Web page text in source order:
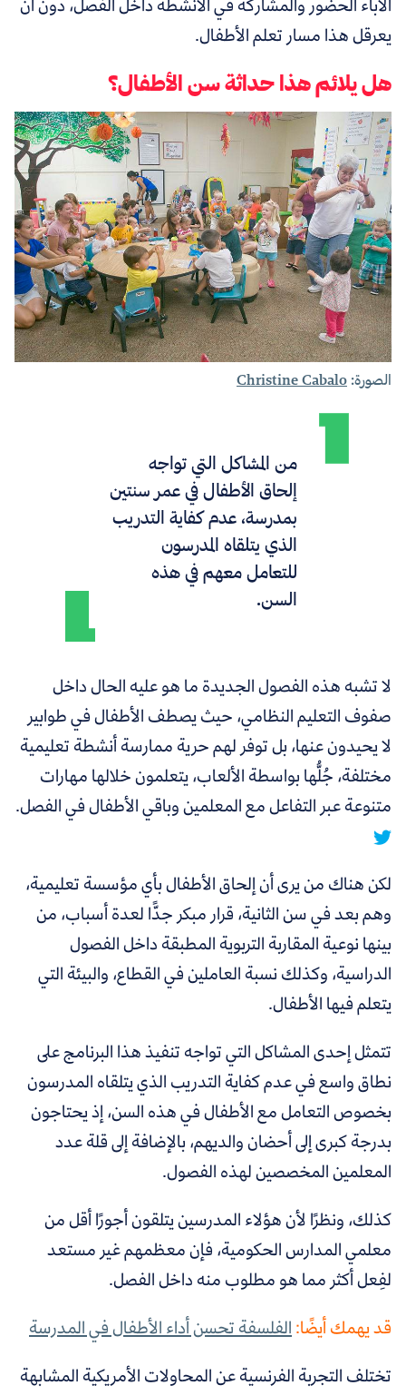
يعرقل هذا مسار تعلم الأطفال.
هل يلائم هذا حداثة سن الأطفال؟
الصورة:Christine Cabalo
من المشاكل التي تواجه
إلحاق الأطفال في عمر سنتين
بمدرسة، عدم كفاية التدريب
الذي يتلقاه المدرسون
للتعامل معهم في هذه
السن.
لا تشبه هذه الفصول الجديدة ما هو عليه الحال داخل
صفوف التعليم النظامي، حيث يصطف الأطفال في طوابير
لا يحيدون عنها، بلتوفر لهم حرية ممارسة أنشطة تعليمية
مختلفة، جُلُّها بواسطة الألعاب، يتعلمون خلالها مهارات
متنوعة عبر التفاعل مع المعلمين وباقي الأطفال في الفصل.
لكن هناك من يرى أن إلحاق الأطفال بأي مؤسسة تعليمية،
وهم بعد في سن الثانية، قرار مبكر جدًّا لعدة أسباب، من
بينها نوعية المقاربة التربوية المطبقة داخل الفصول
الدراسية، وكذلك نسبة العاملين في القطاع، والبيئة التي
يتعلم فيها الأطفال.
تتمثل إحدى المشاكل التي تواجه تنفيذ هذا البرنامج على
نطاق واسع في عدم كفاية التدريب الذي يتلقاه المدرسون
بخصوص التعامل مع الأطفال في هذه السن، إذ يحتاجون
بدرجة كبرى إلى أحضان والديهم، بالإضافة إلى قلة عدد
المعلمين المخصصين لهذه الفصول.
كذلك، ونظرًا لأن هؤلاء المدرسين يتلقون أجورًا أقل من
معلمي المدارس الحكومية، فإن معظمهم غير مستعد
لفِعل أكثر مما هو مطلوب منه داخل الفصل.
قد يهمك أيضًا:الفلسفة تحسن أداء الأطفال في المدرسة
تختلف التجربة الفرنسية عنالمحاولات الأمريكية المشابهة